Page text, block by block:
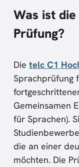
Was ist
Prüfung?
Die telc C1
Sprachprüfung
Gemeinsamen
für Sprachen).
die an einer
möchten. Die